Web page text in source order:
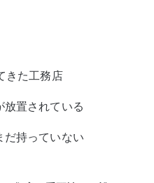
きた工務店
置されている
だ持っていない